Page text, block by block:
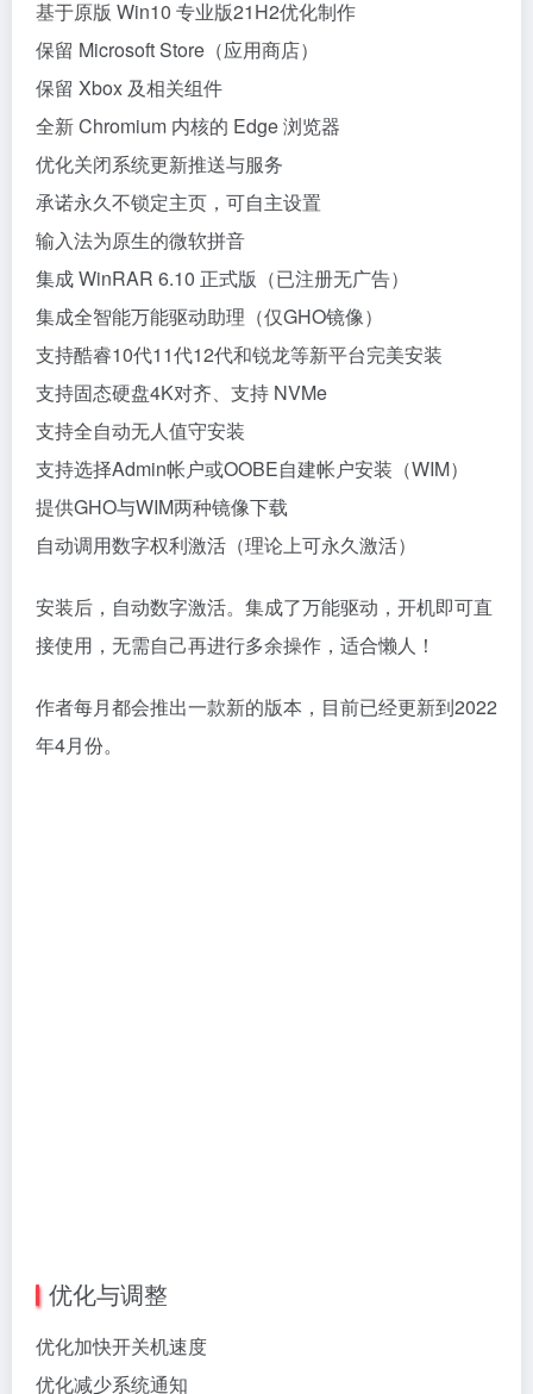
基于原版 Win10 专业版21H2优化制作
保留 Microsoft Store（应用商店）
保留 Xbox 及相关组件
全新 Chromium 内核的 Edge 浏览器
优化关闭系统更新推送与服务
承诺永久不锁定主页，可自主设置
输入法为原生的微软拼音
集成 WinRAR 6.10 正式版（已注册无广告）
集成全智能万能驱动助理（仅GHO镜像）
支持酷睿10代11代12代和锐龙等新平台完美安装
支持固态硬盘4K对齐、支持 NVMe
支持全自动无人值守安装
支持选择Admin帐户或OOBE自建帐户安装（WIM）
提供GHO与WIM两种镜像下载
自动调用数字权利激活（理论上可永久激活）
安装后，自动数字激活。集成了万能驱动，开机即可直
接使用，无需自己再进行多余操作，适合懒人！
作者每月都会推出一款新的版本，目前已经更新到2022
年4月份。
优化与调整
优化加快开关机速度
优化减少系统通知